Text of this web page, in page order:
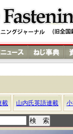
載 山内氏英語連載